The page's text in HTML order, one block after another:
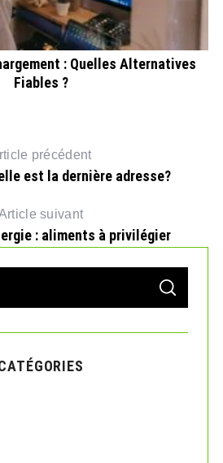
: Quelles Alternatives
Fiables ?
précédent
est la dernière adresse?
suivant
: aliments à privilégier
S
A
C